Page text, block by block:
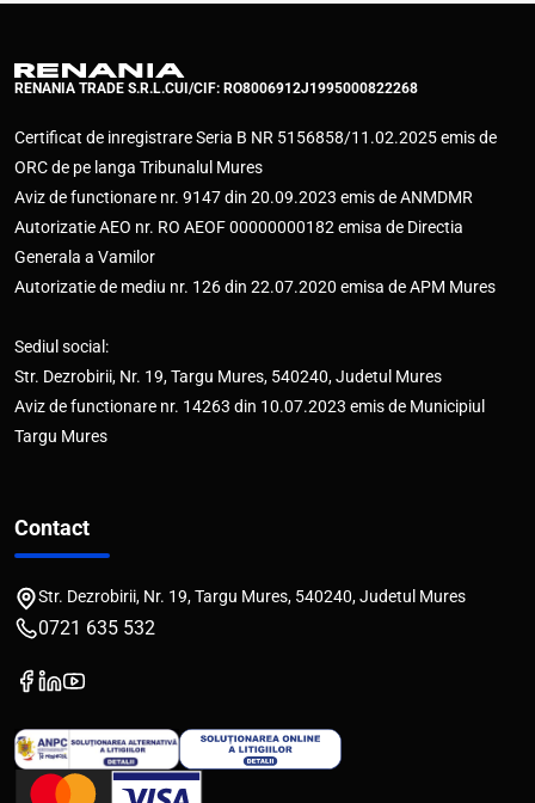
RENANIA TRADE S.R.L.CUI/CIF: RO8006912J1995000822268
Certificat de inregistrare Seria B NR 5156858/11.02.2025 emis de
ORC de pe langa Tribunalul Mures
Aviz de functionare nr. 9147 din 20.09.2023 emis de ANMDMR
Autorizatie AEO nr. RO AEOF 00000000182 emisa de Directia
Generala a Vamilor
Autorizatie de mediu nr. 126 din 22.07.2020 emisa de APM Mures
Sediul social:
Str. Dezrobirii, Nr. 19, Targu Mures, 540240, Judetul Mures
Aviz de functionare nr. 14263 din 10.07.2023 emis de Municipiul
Targu Mures
Contact
Str. Dezrobirii, Nr. 19, Targu Mures, 540240, Judetul Mures
0721 635 532